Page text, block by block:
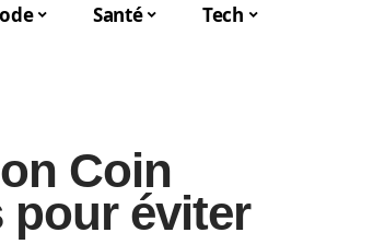
Santé Tech
Coin
pour éviter